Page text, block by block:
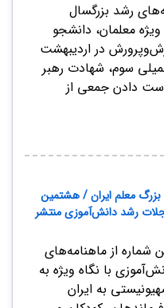
رشد بزرگسال
معلمان، دانشجو
در اردیبهشت
سوم، شهادت رهبر
دادن جمعی از
بزرگ معلم ایران / هشتمین
رشد دانش‌آموزی منتشر
شماره از ماهنامه‌های
با نگاه ویژه به
به ایران